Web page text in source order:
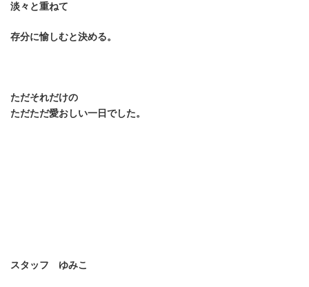
淡々と重ねて
存分に愉しむと決める。
ただそれだけの
ただただ愛おしい一日でした。
スタッフ ゆみこ